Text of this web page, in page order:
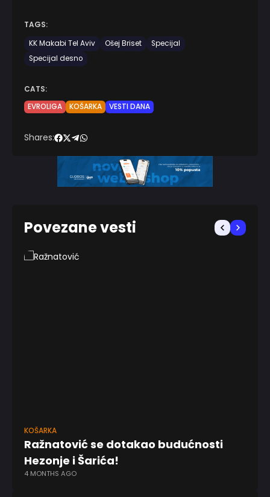
TAGS:
KK Makabi Tel Aviv
Ošej Briset
Specijal
Specijal desno
CATS:
EVROLIGA
KOŠARKA VESTI DANA
Shares:
Povezane vesti
KOŠARKA
Ražnatović se dotakao budućnosti
Hezonje i Šarića!
4 MONTHS AGO